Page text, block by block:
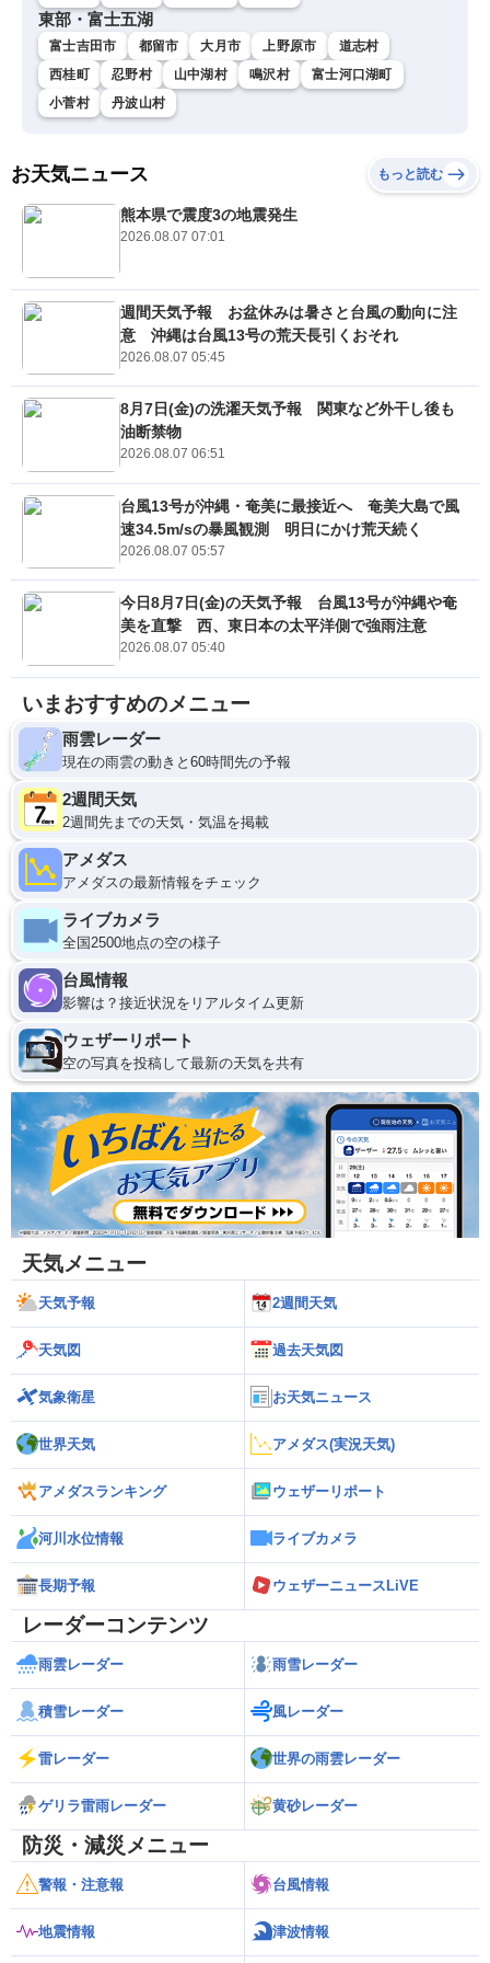
東部・富士五湖
富士吉田市 都留市 大月市 上野原市
道志村
西桂町
忍野村 山中湖村 鳴沢村
富士河口湖町
小菅村
丹波山村
お天気ニュース もっと読む
熊本県で震度3の地震発生
2026.08.07 07:01
週間天気予報 お盆休みは暑さと台風の動向に注
意 沖縄は台風13号の荒天長引くおそれ
2026.08.07 05:45
8月7日(金)の洗濯天気予報 関東など外干し後も
油断禁物
2026.08.07 06:51
台風13号が沖縄・奄美に最接近へ 奄美大島で風
速34.5m/sの暴風観測 明日にかけ荒天続く
2026.08.07 05:57
今日8月7日(金)の天気予報 台風13号が沖縄や奄
美を直撃 西、東日本の太平洋側で強雨注意
2026.08.07 05:40
いまおすすめのメニュー
雨雲レーダー
現在の雨雲の動きと60時間先の予報
2週間天気
2週間先までの天気・気温を掲載
アメダス
アメダスの最新情報をチェック
ライブカメラ
全国2500地点の空の様子
台風情報
影響は？接近状況をリアルタイム更新
ウェザーリポート
空の写真を投稿して最新の天気を共有
天気メニュー
天気予報 2週間天気
天気図 過去天気図
気象衛星 お天気ニュース
世界天気 アメダス(実況天気)
アメダスランキング ウェザーリポート
河川水位情報 ライブカメラ
長期予報 ウェザーニュースLiVE
レーダーコンテンツ
雨雲レーダー 雨雪レーダー
積雪レーダー 風レーダー
雷レーダー 世界の雨雲レーダー
ゲリラ雷雨レーダー 黄砂レーダー
防災・減災メニュー
警報・注意報 台風情報
地震情報 津波情報